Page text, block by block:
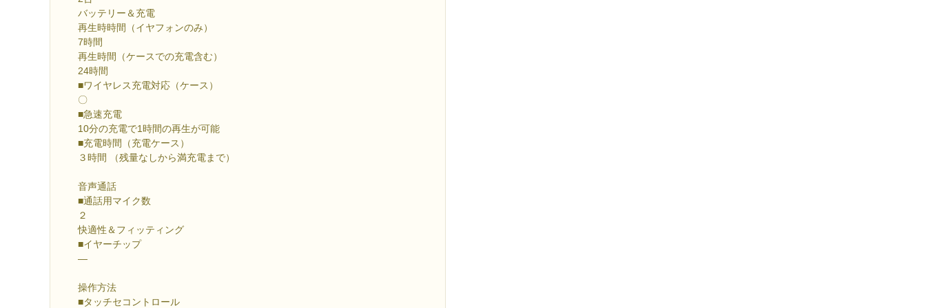
バッテリー＆充電
再生時時間（イヤフォンのみ）
7時間
再生時間（ケースでの充電含む）
24時間
■ワイヤレス充電対応（ケース）
〇
■急速充電
10分の充電で1時間の再生が可能
■充電時間（充電ケース）
３時間 （残量なしから満充電まで）
音声通話
■通話用マイク数
２
快適性＆フィッティング
■イヤーチップ
―
操作方法
■タッチセコントロール